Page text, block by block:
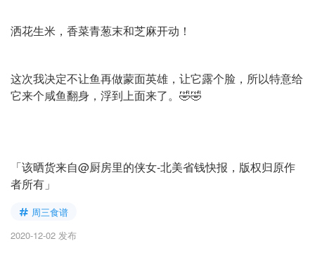
洒花生米，香菜青葱末和芝麻开动！
这次我决定不让鱼再做蒙面英雄，让它露个脸，所以特意给
它来个咸鱼翻身，浮到上面来了。🤣🤣
「该晒货来自@厨房里的侠女-北美省钱快报，版权归原作
者所有」
周三食谱
2020-12-02 发布